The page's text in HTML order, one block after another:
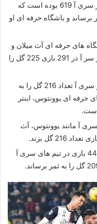
فرانچسکو توتی: تعداد بازی ها در سری آ 619 بوده است که
آ 250 گل به ثمر برساند و باشگاه حرفه ای او
های حرفه ای آث میلان و
آث رم حضور داشته و توانسته در سر آ در 291 بازی 225 گل را
جوزپه مه اتزا: او در 267 بازی در سری آ تعداد 216 گل را به
حرفه ای یوونتوس، اینتر
سری آ مانند یوونتوس، آث
آنتونیو دی ناتاله: این بازیکن در 445 بازی در تیم های سری آ